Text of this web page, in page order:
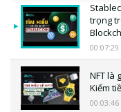
trọng
00:07:29
NFT là
Kiếm
00:03:46